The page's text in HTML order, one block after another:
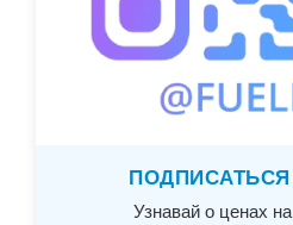
Узнавай о ценах